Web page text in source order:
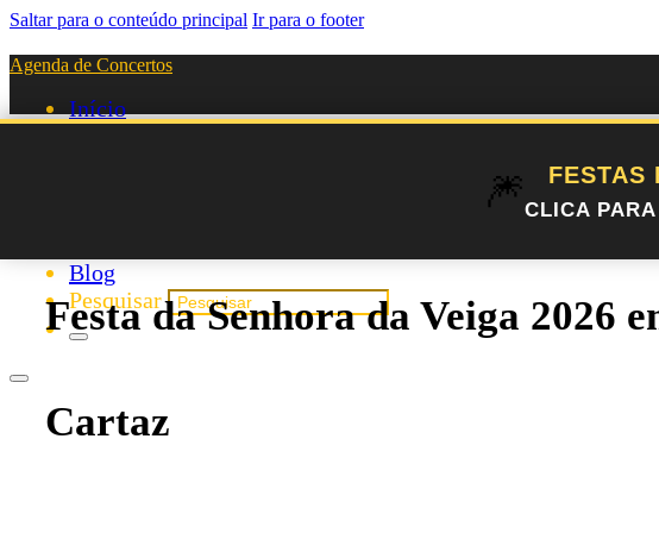
Saltar para o conteúdo principal Ir para o footer
Agenda de Concertos
Início
Blog
Pesquisar
🎆 FESTAS
CLICA
Festa da Senhora da Veiga 2026
Cartaz